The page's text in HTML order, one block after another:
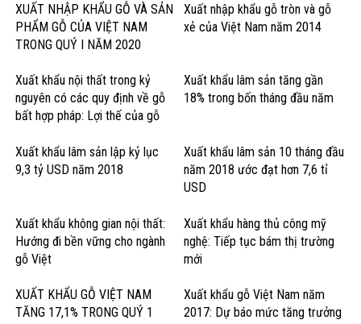
XUẤT NHẬP KHẨU GỖ VÀ SẢN
PHẨM GỖ CỦA VIỆT NAM
TRONG QUÝ I NĂM 2020
Xuất nhập khẩu gỗ tròn và gỗ
xẻ của Việt Nam năm 2014
Xuất khẩu nội thất trong kỷ
nguyên có các quy định về gỗ
bất hợp pháp: Lợi thế của gỗ
Xuất khẩu lâm sản tăng gần
18% trong bốn tháng đầu năm
Xuất khẩu lâm sản lập kỷ lục
9,3 tỷ USD năm 2018
Xuất khẩu lâm sản 10 tháng đầu
năm 2018 ước đạt hơn 7,6 tỉ
USD
Xuất khẩu không gian nội thất:
Hướng đi bền vững cho ngành
gỗ Việt
Xuất khẩu hàng thủ công mỹ
nghệ: Tiếp tục bám thị trường
mới
XUẤT KHẨU GỖ VIỆT NAM
TĂNG 17,1% TRONG QUÝ 1
Xuất khẩu gỗ Việt Nam năm
2017: Dự báo mức tăng trưởng